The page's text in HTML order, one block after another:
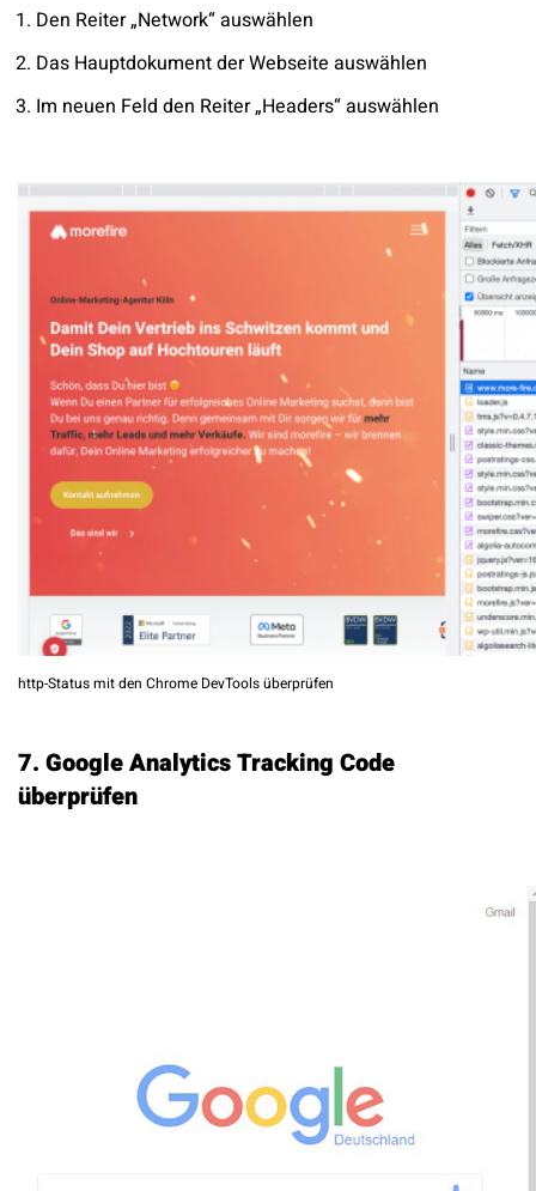
Den Reiter „Network“ auswählen
Das Hauptdokument der Webseite auswählen
Im neuen Feld den Reiter „Headers“ auswählen
http-Status mit den Chrome DevTools überprüfen
7. Google Analytics Tracking Code
überprüfen